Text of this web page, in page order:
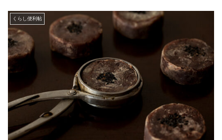
くらし便利帖